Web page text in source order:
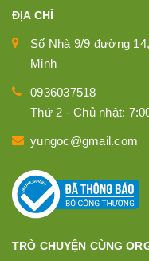
ĐỊA CHỈ
Số Nhà 9/9 đường
Minh
0936037518
Thứ 2 - Chủ nhật:
yungoc@gmail.com
TRÒ CHUYỆN CÙNG